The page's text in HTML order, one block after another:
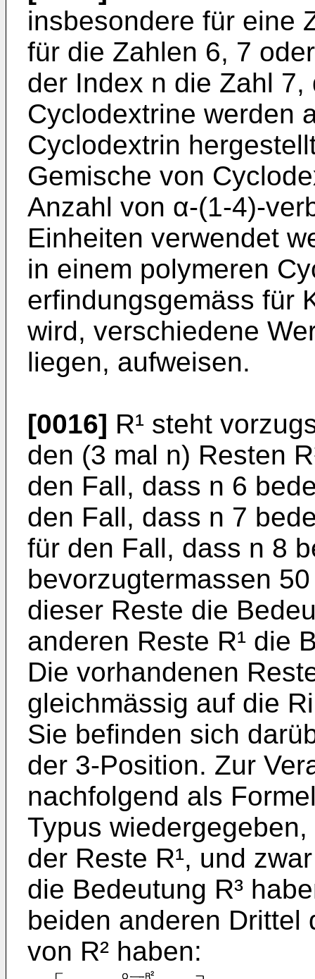
insbesondere für eine
für die Zahlen 6, 7
der Index n die Zahl
Cyclodextrine werden
Cyclodextrin
Gemische von
Anzahl von α-(1-4)-
Einheiten verwendet
in einem polymeren
erfindungsgemäss für
wird, verschiedene
liegen, aufweisen.
[0016] R¹ steht
den (3 mal n) Resten
den Fall, dass n 6
den Fall, dass n 7
für den Fall, dass n 8
bevorzugtermassen
dieser Reste die
anderen Reste R¹ die
Die vorhandenen
gleichmässig auf die
Sie befinden sich
der 3-Position. Zur
nachfolgend als
Typus
der Reste R¹, und
die Bedeutung R³
beiden anderen Drittel
von R² haben: